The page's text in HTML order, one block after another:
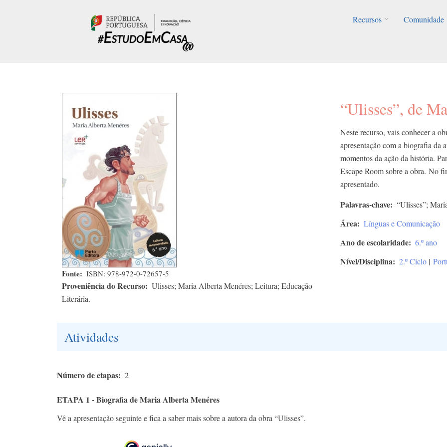
Recursos
Comunidade
Fonte ISBN: 978-972-0-72657-5
Proveniência do Recurso
Ulisses; Maria Alberta Menéres; Leitura; Educação
Literária.
“Ulisses”, de
Neste recurso, vais conhecer a
apresentação com a biografia da
momentos da ação da história.
Escape Room sobre a obra. No
apresentado.
Palavras-chave “Ulisses”;
Área Línguas e Comunicação
Ano de escolaridade 6.º ano
Nível/Disciplina 2.º Ciclo |
Atividades
Número de etapas 2
ETAPA 1 - Biografia de Maria Alberta Menéres
Vê a apresentação seguinte e fica a saber mais sobre a autora da obra “Ulisses”.